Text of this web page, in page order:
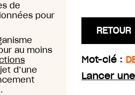
de
pour
au moins
d’une
RETOUR
Mot-clé :
Lancer